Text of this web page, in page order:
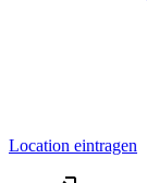
Location eintragen